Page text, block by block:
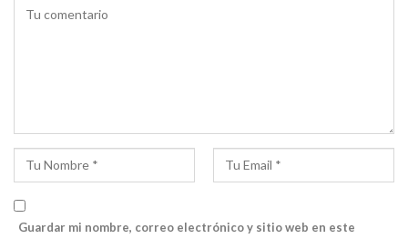
Guardar mi nombre, correo electrónico y sitio web en este